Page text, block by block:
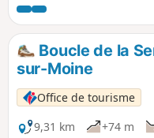
territoire. Motte féodale
du départ. Laissez-vous
de sa traversée au cours
Boucle de la
sur-Moine
Office de tourisme
9,31 km
+74 m